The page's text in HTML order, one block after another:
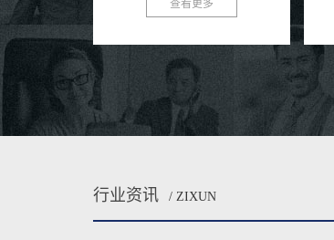
高性能的供暖保温钢管，...
查看更多
家
行业资讯 / ZIXUN